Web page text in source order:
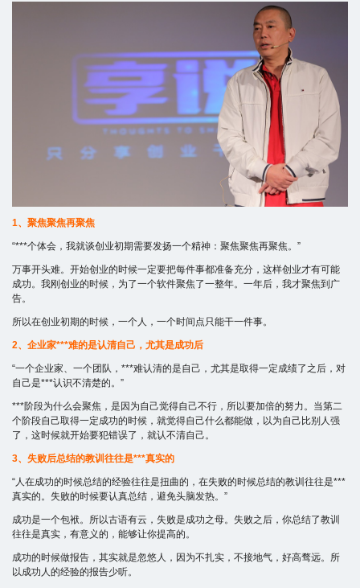
1、聚焦聚焦再聚焦
“***个体会，我就谈创业初期需要发扬一个精神：聚焦聚焦再聚焦。”
万事开头难。开始创业的时候一定要把每件事都准备充分，这样创业才有可能
成功。我刚创业的时候，为了一个软件聚焦了一整年。一年后，我才聚焦到广
告。
所以在创业初期的时候，一个人，一个时间点只能干一件事。
2、企业家***难的是认清自己，尤其是成功后
“一个企业家、一个团队，***难认清的是自己，尤其是取得一定成绩了之后，对
自己是***认识不清楚的。”
***阶段为什么会聚焦，是因为自己觉得自己不行，所以要加倍的努力。当第二
个阶段自己取得一定成功的时候，就觉得自己什么都能做，以为自己比别人强
了，这时候就开始要犯错误了，就认不清自己。
3、失败后总结的教训往往是***真实的
“人在成功的时候总结的经验往往是扭曲的，在失败的时候总结的教训往往是***
真实的。失败的时候要认真总结，避免头脑发热。”
成功是一个包袱。所以古语有云，失败是成功之母。失败之后，你总结了教训
往往是真实，有意义的，能够让你提高的。
成功的时候做报告，其实就是忽悠人，因为不扎实，不接地气，好高骛远。所
以成功人的经验的报告少听。